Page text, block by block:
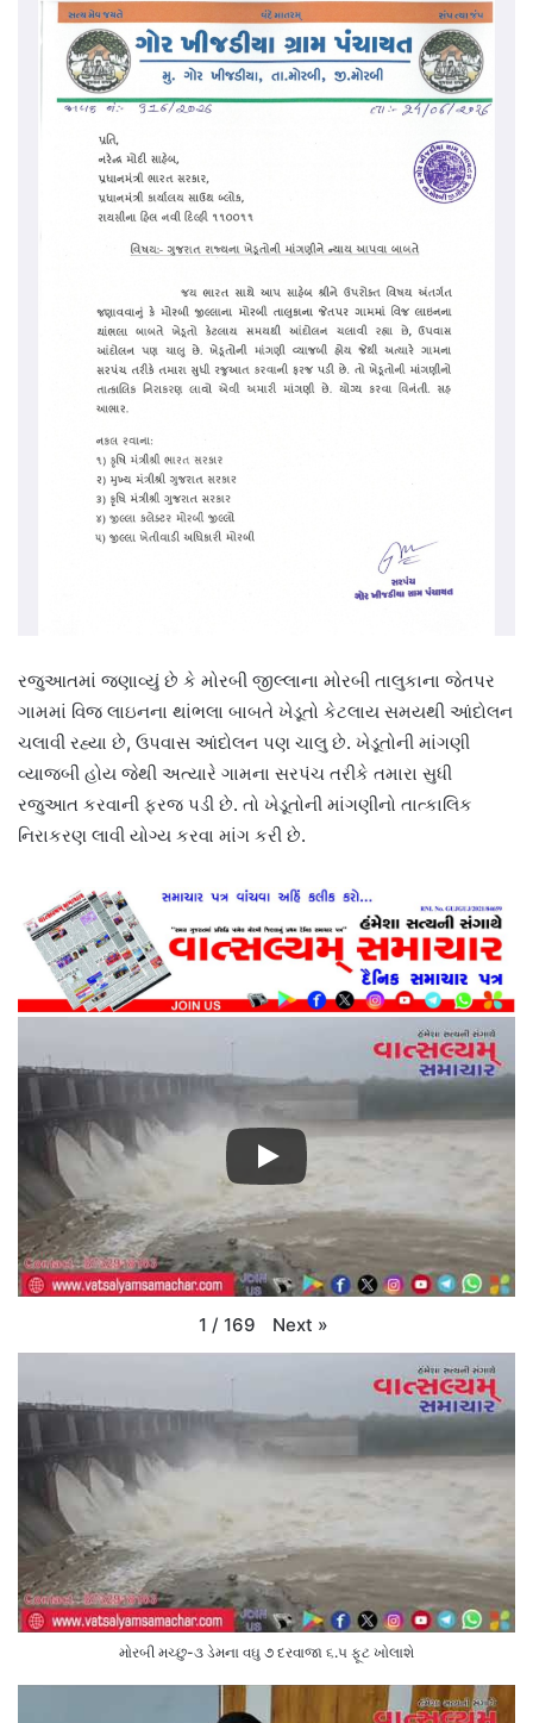
રજુઆતમાં જણાવ્યું છે કે મોરબી જીલ્લાના મોરબી તાલુકાના જેતપર
ગામમાં વિજ લાઇનના થાંભલા બાબતે ખેડૂતો કેટલાય સમયથી આંદોલન
ચલાવી રહ્યા છે, ઉપવાસ આંદોલન પણ ચાલુ છે. ખેડૂતોની માંગણી
વ્યાજબી હોય જેથી અત્યારે ગામના સરપંચ તરીકે તમારા સુધી
રજુઆત કરવાની ફરજ પડી છે. તો ખેડૂતોની માંગણીનો તાત્કાલિક
નિરાકરણ લાવી યોગ્ય કરવા માંગ કરી છે.
1 / 169 Next »
મોરબી મચ્છુ-૩ ડેમના વઘુ ૭ દરવાજા ૬.૫ ફૂટ ખોલાશે